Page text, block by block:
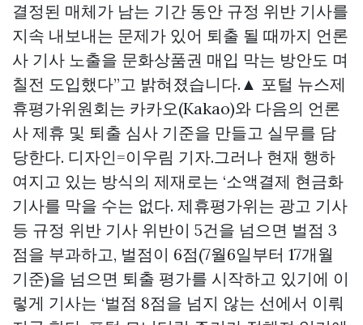
결정된 매체가 남는 기간 동안 규정 위반 기사를
지속 내보내는 문제가 있어 퇴출 될 때까지 언론
사 기사 노출을 문화상품권 매입 막는 방안도 며
칠전 도입했다”고 밝혀졌습니다.▲ 포털 뉴스제
휴평가위원회는 카카오(Kakao)와 다음의 언론
사 제휴 및 퇴출 심사 기준을 만들고 실무를 담
당한다. 디자인=이우림 기자.그러나 현재 행하
여지고 있는 방식의 제재로는 ‘소액결제 현금화
기사를 막을 수는 없다. 제휴평가위는 광고 기사
등 규정 위반 기사 위반이 5건을 넘으면 벌점 3
점을 부과하고, 벌점이 6점(7월6일부터 17개월
기준)을 넘으면 퇴출 평가를 시작하고 있기에 이
렇게 기사는 ‘벌점 8점을 넘지 않는 선에서 이뤄